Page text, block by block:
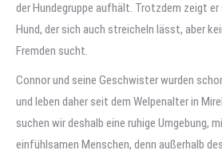
der Hundegruppe aufhält. Trotzdem zeigt
Hund, der sich auch streicheln lässt, aber
Fremden sucht.
Connor und seine Geschwister wurden
und leben daher seit dem Welpenalter in
suchen wir deshalb eine ruhige Umgebung,
einfühlsamen Menschen, denn außerhalb